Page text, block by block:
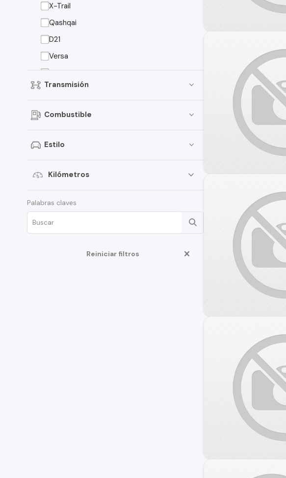
X-Trail
Qashqai
D21
Versa
Kicks
Terrano
March
Tiida
Note
ALTIMA
D22
Transmisión
Combustible
Estilo
Kilómetros
Palabras claves
Reiniciar filtros